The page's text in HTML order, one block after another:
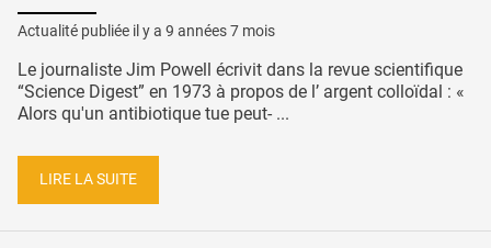
Actualité publiée il y a 9 années 7 mois
Le journaliste Jim Powell écrivit dans la revue scientifique
“Science Digest” en 1973 à propos de l’ argent colloïdal : «
Alors qu'un antibiotique tue peut- ...
LIRE LA SUITE